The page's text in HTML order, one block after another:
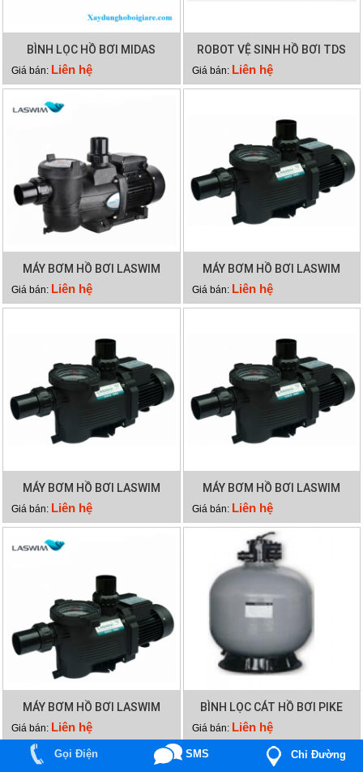
BÌNH LỌC HỒ BƠI MIDAS
(MIDA.CARBON GRP 720)
Giá bán: Liên hệ
ROBOT VỆ SINH HỒ BƠI TDS
COSMY 200
Giá bán: Liên hệ
MÁY BƠM HỒ BƠI LASWIM
HLLF SERIES
Giá bán: Liên hệ
MÁY BƠM HỒ BƠI LASWIM
WL-KP1106
Giá bán: Liên hệ
MÁY BƠM HỒ BƠI LASWIM
WL-KP556
Giá bán: Liên hệ
MÁY BƠM HỒ BƠI LASWIM
WL-KP356
Giá bán: Liên hệ
MÁY BƠM HỒ BƠI LASWIM
WL-KP256
Giá bán: Liên hệ
BÌNH LỌC CÁT HỒ BƠI PIKE
P1400
Giá bán: Liên hệ
Gọi Điện SMS Chỉ Đường